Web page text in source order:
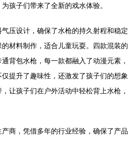
孩子们带来了全新的戏水体验。
压设计，确保了水枪的持久射程和稳定
材料制作，适合儿童玩耍。四款混装的
背包水枪，每一款都融入了动漫元素，
提升了趣味性，还激发了孩子们的想象
让孩子们在户外活动中轻松背上水枪，
商，凭借多年的行业经验，确保了产品